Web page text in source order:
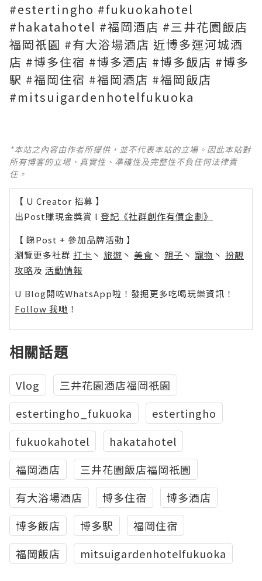
#estertingho #fukuokahotel
#hakatahotel #福岡酒店 #三井花園飯店
福岡祇園 #有大浴場酒店 近博多運河城酒
店 #博多住宿 #博多酒店 #博多飯店 #博多
駅 #福岡住宿 #福岡酒店 #福岡飯店
#mitsuigardenhotelfukuoka
*本站之內容由作者所提供，並不代表本站的立場。因此本站對
所有博客的立場、真實性、準確性及完整性不負任何法律責
任。
【 U Creator 招募 】
出Post賺現金獎賞 l 登記《社群創作有價企劃》
【 睇Post + 參加品牌活動 】
瀏覽更多社群 打卡 丶 旅遊 丶 美食 丶 親子 丶 寵物 丶 扮靚
攻略及 活動情報
U Blog開咗WhatsApp啦！發掘更多吃喝玩樂資訊！
Follow 我哋 ！
相關話題
Vlog
三井花園酒店福岡祇園
estertingho_fukuoka
estertingho
fukuokahotel
hakatahotel
福岡酒店
三井花園飯店福岡祇園
有大浴場酒店
博多住宿
博多酒店
博多飯店
博多駅
福岡住宿
福岡飯店
mitsuigardenhotelfukuoka